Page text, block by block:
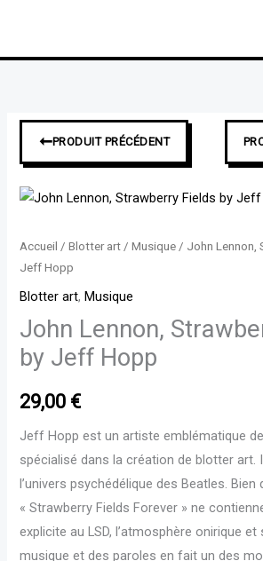
contenu
➞PRODUIT PRÉCÉDENT
Accueil /Blotter art /Musique / John Lennon,
Jeff Hopp
Blotter art,Musique
John Lennon,
by Jeff Hopp
29,00 €
Jeff Hopp est un artiste emblématique
spécialisé dans la création de blotter art.
l’univers psychédélique des Beatles. Bien
« Strawberry Fields Forever » ne
explicite au LSD, l’atmosphère onirique
musique et des paroles en fait un des
quantité
John
Lennon,
Strawberry
Fields
by
Jeff
Jeff
Hopp